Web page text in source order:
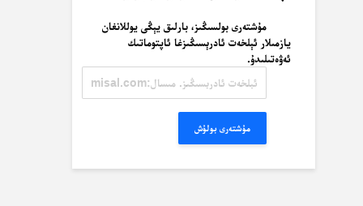
مۇشتەرى بولسىڭىز، بارلىق يېڭى يوللانغان
يازمىلار ئېلخەت ئادرېسىڭىزغا ئاپتوماتىك
ئەۋەتىلىدۇ.
ئادرېسىڭىز.
مۇشتەرى بولۇش